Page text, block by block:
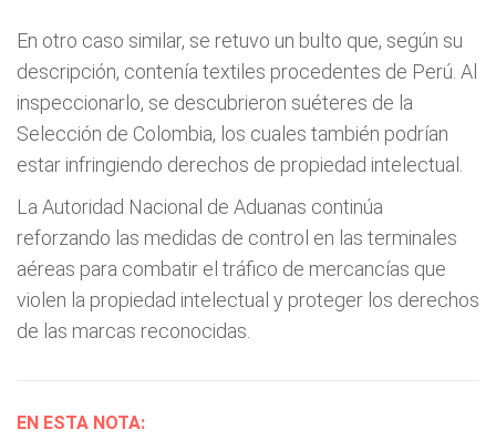
En otro caso similar, se retuvo un bulto que, según su
descripción, contenía textiles procedentes de Perú. Al
inspeccionarlo, se descubrieron suéteres de la
Selección de Colombia, los cuales también podrían
estar infringiendo derechos de propiedad intelectual.
La Autoridad Nacional de Aduanas continúa
reforzando las medidas de control en las terminales
aéreas para combatir el tráfico de mercancías que
violen la propiedad intelectual y proteger los derechos
de las marcas reconocidas.
EN ESTA NOTA: